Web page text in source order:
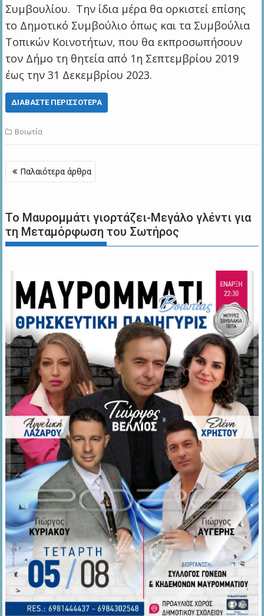
Συμβουλίου. Την ίδια μέρα θα ορκιστεί επίσης
το Δημοτικό Συμβούλιο όπως και τα Συμβούλια
Τοπικών Κοινοτήτων, που θα εκπροσωπήσουν
τον Δήμο τη θητεία από 1η Σεπτεμβρίου 2019
έως την 31 Δεκεμβρίου 2023.
ΔΙΑΒΆΣΤΕ ΠΕΡΙΣΣΌΤΕΡΑ
Βοιωτία
Πλοήγηση
άρθρων
Παλαιότερα άρθρα
Το Μαυρομμάτι γιορτάζει-Μεγάλο γλέντι για
τη Μεταμόρφωση του Σωτήρος